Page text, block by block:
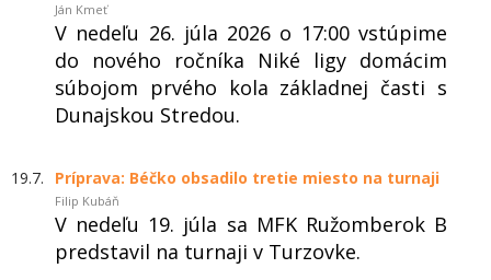
Ján Kmeť
V nedeľu 26. júla 2026 o 17:00 vstúpime
do nového ročníka Niké ligy domácim
súbojom prvého kola základnej časti s
Dunajskou Stredou.
19.7. Príprava: Béčko obsadilo tretie miesto na turnaji
Filip Kubáň
V nedeľu 19. júla sa MFK Ružomberok B
predstavil na turnaji v Turzovke.